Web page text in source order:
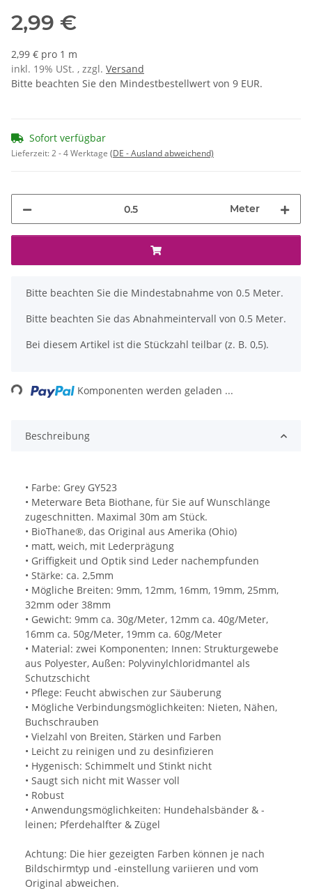
2,99 €
2,99 € pro 1 m
inkl. 19% USt. , zzgl. Versand
Bitte beachten Sie den Mindestbestellwert von 9 EUR.
Sofort verfügbar
Lieferzeit:2 - 4 Werktage (DE - Ausland abweichend)
Meter
x
Bitte beachten Sie die Mindestabnahme von 0.5 Meter.
Bitte beachten Sie das Abnahmeintervall von 0.5 Meter.
Bei diesem Artikel ist die Stückzahl teilbar (z. B. 0,5).
Loading... Komponenten werden geladen ...
Beschreibung
• Farbe: Grey GY523
• Meterware Beta Biothane, für Sie auf Wunschlänge
zugeschnitten. Maximal 30m am Stück.
• BioThane®, das Original aus Amerika (Ohio)
• matt, weich, mit Lederprägung
• Griffigkeit und Optik sind Leder nachempfunden
• Stärke: ca. 2,5mm
• Mögliche Breiten: 9mm, 12mm, 16mm, 19mm, 25mm,
32mm oder 38mm
• Gewicht: 9mm ca. 30g/Meter, 12mm ca. 40g/Meter,
16mm ca. 50g/Meter, 19mm ca. 60g/Meter
• Material: zwei Komponenten; Innen: Strukturgewebe
aus Polyester, Außen: Polyvinylchloridmantel als
Schutzschicht
• Pflege: Feucht abwischen zur Säuberung
• Mögliche Verbindungsmöglichkeiten: Nieten, Nähen,
Buchschrauben
• Vielzahl von Breiten, Stärken und Farben
• Leicht zu reinigen und zu desinfizieren
• Hygenisch: Schimmelt und Stinkt nicht
• Saugt sich nicht mit Wasser voll
• Robust
• Anwendungsmöglichkeiten: Hundehalsbänder & -
leinen; Pferdehalfter & Zügel
Achtung: Die hier gezeigten Farben können je nach
Bildschirmtyp und -einstellung variieren und vom
Original abweichen.